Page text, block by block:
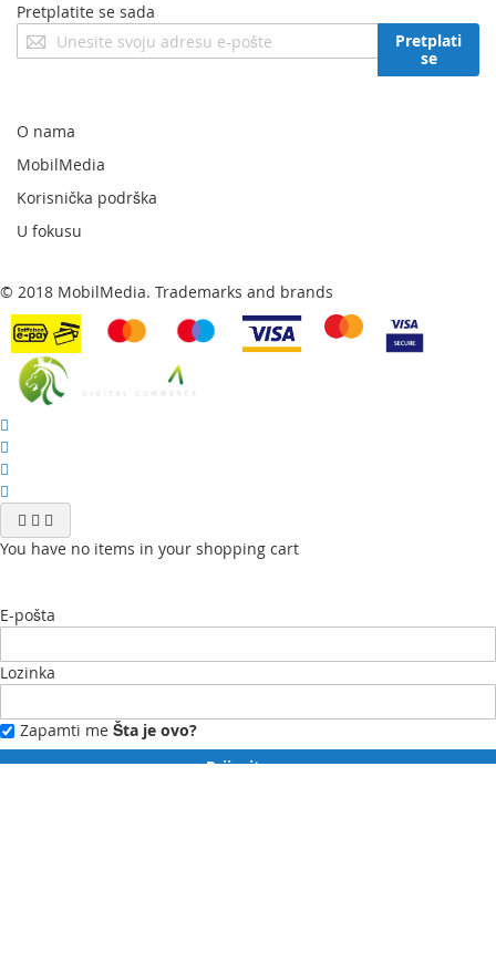
Pretplatite se sada
Prijavite
se
newsletter:
Pretplati
se
O nama
MobilMedia
Korisnička podrška
U fokusu
© 2018 MobilMedia. Trademarks and brands
You have no items in your shopping cart
E-pošta
Lozinka
Zapamti me Šta je ovo?
Prijavite se